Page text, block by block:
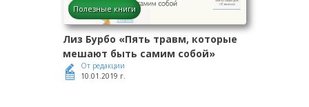
Полезные книги
Лиз Бурбо «Пять травм, которые
мешают быть самим собой»
От редакции
10.01.2019 г.